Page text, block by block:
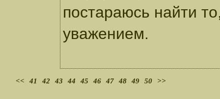
постараюсь найти
уважением.
<< 41 42 43 44 45 46 47 48 49 50 >>